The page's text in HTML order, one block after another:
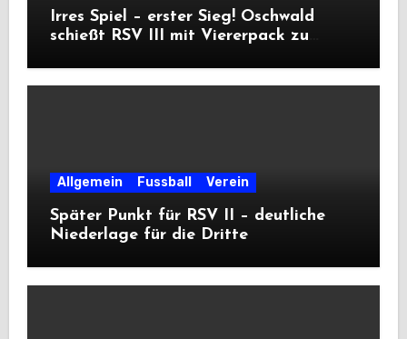
Irres Spiel – erster Sieg! Oschwald
schießt RSV III mit Viererpack zu
Allgemein Fussball Verein
Später Punkt für RSV II – deutliche
Niederlage für die Dritte